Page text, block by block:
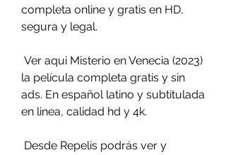
completa online y gratis en HD,
segura y legal.
la película completa gratis y sin
ads. En español latino y subtitulada
en linea, calidad hd y 4k.